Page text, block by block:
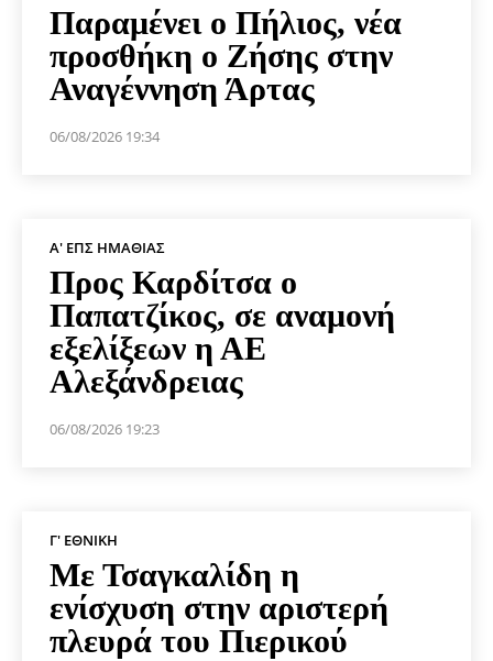
Παραμένει ο Πήλιος, νέα
προσθήκη ο Ζήσης στην
Αναγέννηση Άρτας
06/08/2026 19:34
Α' ΕΠΣ ΗΜΑΘΊΑΣ
Προς Καρδίτσα ο
Παπατζίκος, σε αναμονή
εξελίξεων η ΑΕ
Αλεξάνδρειας
06/08/2026 19:23
Γ' ΕΘΝΙΚΉ
Με Τσαγκαλίδη η
ενίσχυση στην αριστερή
πλευρά του Πιερικού